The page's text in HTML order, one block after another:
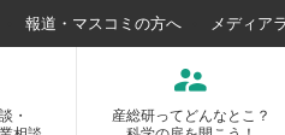
報道・マスコミの方へ メディア
・
産総研ってどんなとこ？